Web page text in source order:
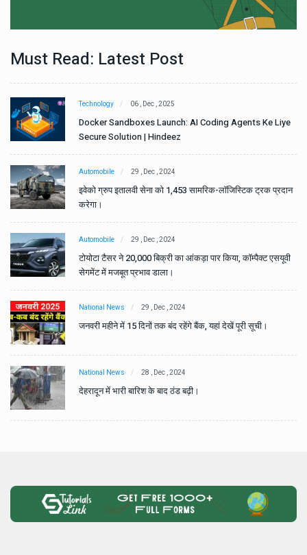
Must Read: Latest Post
Technology 06 , Dec , 2025
Docker Sandboxes Launch: AI Coding Agents Ke Liye
Secure Solution | Hindeez
Automobile 29 , Dec , 2024
इवेको ग्रुप इतालवी सेना को 1,453 सामरिक-लॉजिस्टिक ट्रक प्रदान
करेगा।
Automobile 29 , Dec , 2024
टोयोटा टैसर ने 20,000 बिक्री का आंकड़ा पार किया, कॉम्पैक्ट एसयूवी
सेगमेंट में मजबूत प्रभाव डाला।
National News 29 , Dec , 2024
जनवरी महीने में 15 दिनों तक बंद रहेंगे बैंक, यहां देखें पूरी सूची।
National News 28 , Dec , 2024
देहरादून में भारी बारिश के बाद ठंड बढ़ी।